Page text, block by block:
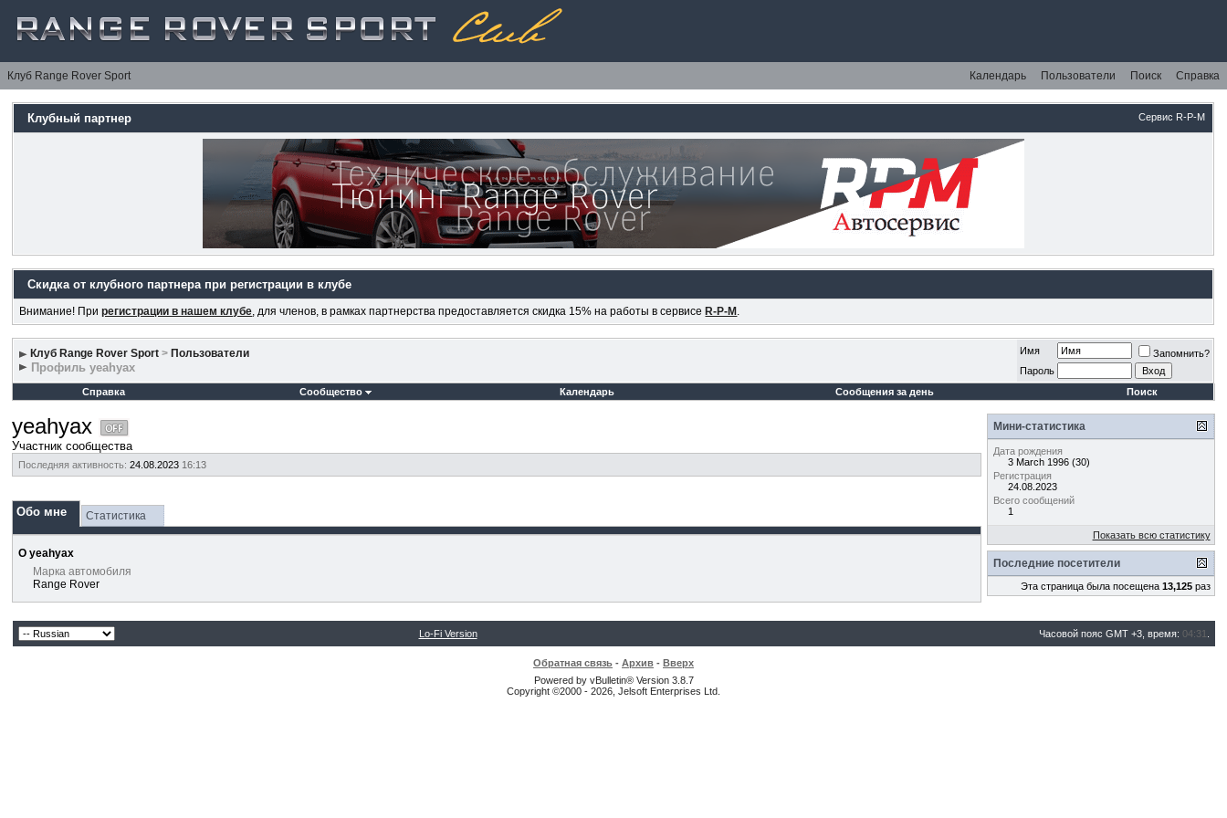
Клуб Range Rover Sport Календарь Пользователи Поиск Справка
Сервис R-P-M
Клубный партнер
Скидка от клубного партнера при регистрации в клубе
Внимание! Прирегистрации в нашем клубе, для членов, в рамках партнерства предоставляется скидка 15% на работы в сервисе R-P-M .
Клуб Range Rover Sport > Пользователи
Профиль yeahyax
Имя
Запомнить?
Пароль
Справка
Сообщество Календарь Сообщения за день Поиск
yeahyax
Участник сообщества
Последняя активность: 24.08.2023 16:13
Обо мне Статистика
О yeahyax
Марка автомобиля
Range Rover
Мини-статистика
Дата рождения
3 March 1996 (30)
Регистрация
24.08.2023
Всего сообщений
1
Показать всю статистику
Последние посетители
Эта страница была посещена 13,125раз
Lo-Fi Version Часовой пояс GMT +3, время: 04:31
Обратная связь - Архив - Вверх
Powered by vBulletin® Version 3.8.7
Copyright ©2000 - 2026, Jelsoft Enterprises Ltd.